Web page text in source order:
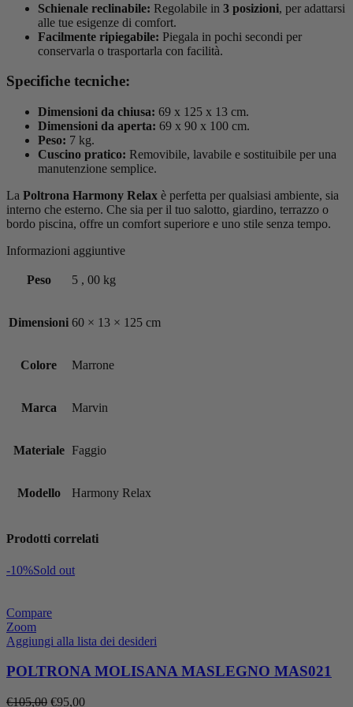
Schienale reclinabile: Regolabile in 3 posizioni, per adattarsi
alle tue esigenze di comfort.
Facilmente ripiegabile: Piegala in pochi secondi per
conservarla o trasportarla con facilità.
Specifiche tecniche:
Dimensioni da chiusa: 69 x 125 x 13 cm.
Dimensioni da aperta: 69 x 90 x 100 cm.
Peso: 7 kg.
Cuscino pratico: Removibile, lavabile e sostituibile per una
manutenzione semplice.
La Poltrona Harmony Relax è perfetta per qualsiasi ambiente, sia
interno che esterno. Che sia per il tuo salotto, giardino, terrazzo o
bordo piscina, offre un comfort superiore e uno stile senza tempo.
Informazioni aggiuntive
Peso 5 , 00 kg
Dimensioni 60 × 13 × 125 cm
Colore Marrone
Marca Marvin
Materiale Faggio
Modello Harmony Relax
Prodotti correlati
-10%Sold out
Compare
Zoom
Aggiungi alla lista dei desideri
POLTRONA MOLISANA MASLEGNO MAS021
€105,00 Il
€95,00Il